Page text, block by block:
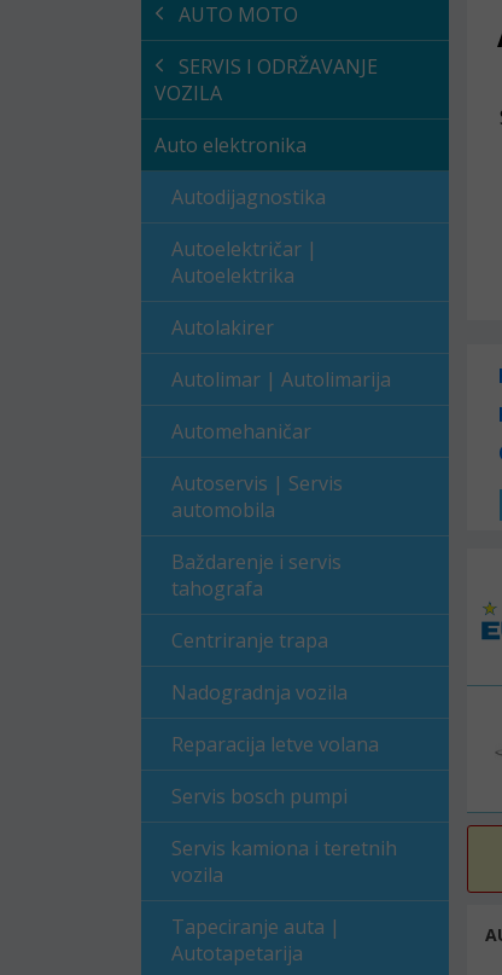
AUTO MOTO
SERVIS I ODRŽAVANJE
VOZILA
Auto elektronika
Autodijagnostika
Autoelektričar |
Autoelektrika
Autolakirer
Autolimar | Autolimarija
Automehaničar
Autoservis | Servis
automobila
Baždarenje i servis
tahografa
Centriranje trapa
Nadogradnja vozila
Reparacija letve volana
Servis bosch pumpi
Servis kamiona i teretnih
vozila
Tapeciranje auta |
Autotapetarija